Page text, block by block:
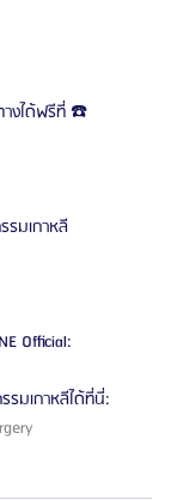
งได้ฟรีที่ ☎️
รมเกาหลี
Official:
มเกาหลีได้ที่นี่: